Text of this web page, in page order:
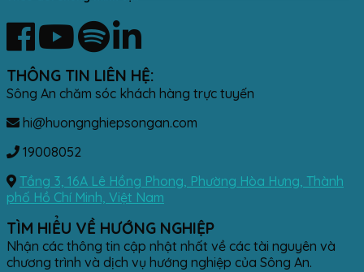
THÔNG TIN LIÊN HỆ:
Sông An chăm sóc khách hàng trực tuyến
hi@huongnghiepsongan.com
19008052
Tầng 3, 16A Lê Hồng Phong, Phường Hòa Hưng, Thành
phố Hồ Chí Minh, Việt Nam
TÌM HIỂU VỀ HƯỚNG NGHIỆP
Nhận các thông tin cập nhật nhất về các tài nguyên và
chương trình và dịch vụ hướng nghiệp của Sông An.